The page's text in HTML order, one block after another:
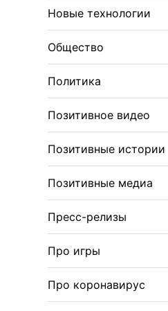
Новые технологии
Общество
Политика
Позитивное видео
Позитивные истории
Позитивные медиа
Пресс-релизы
Про игры
Про коронавирус